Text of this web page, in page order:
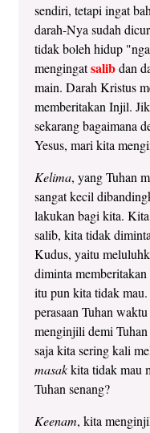
sendiri, tetapi ingat
darah-Nya sudah
tidak boleh hidup
mengingatsalibdan
main. Darah Kristus
memberitakan Injil.
sekarang bagaimana
Yesus, mari kita
Kelima, yang Tuhan
sangat kecil
lakukan bagi kita.
salib, kita tidak
Kudus, yaitu
diminta
itu pun kita tidak
perasaan Tuhan
menginjili demi
saja kita sering kali
masakkita tidak mau
Tuhan senang?
Keenam, kita